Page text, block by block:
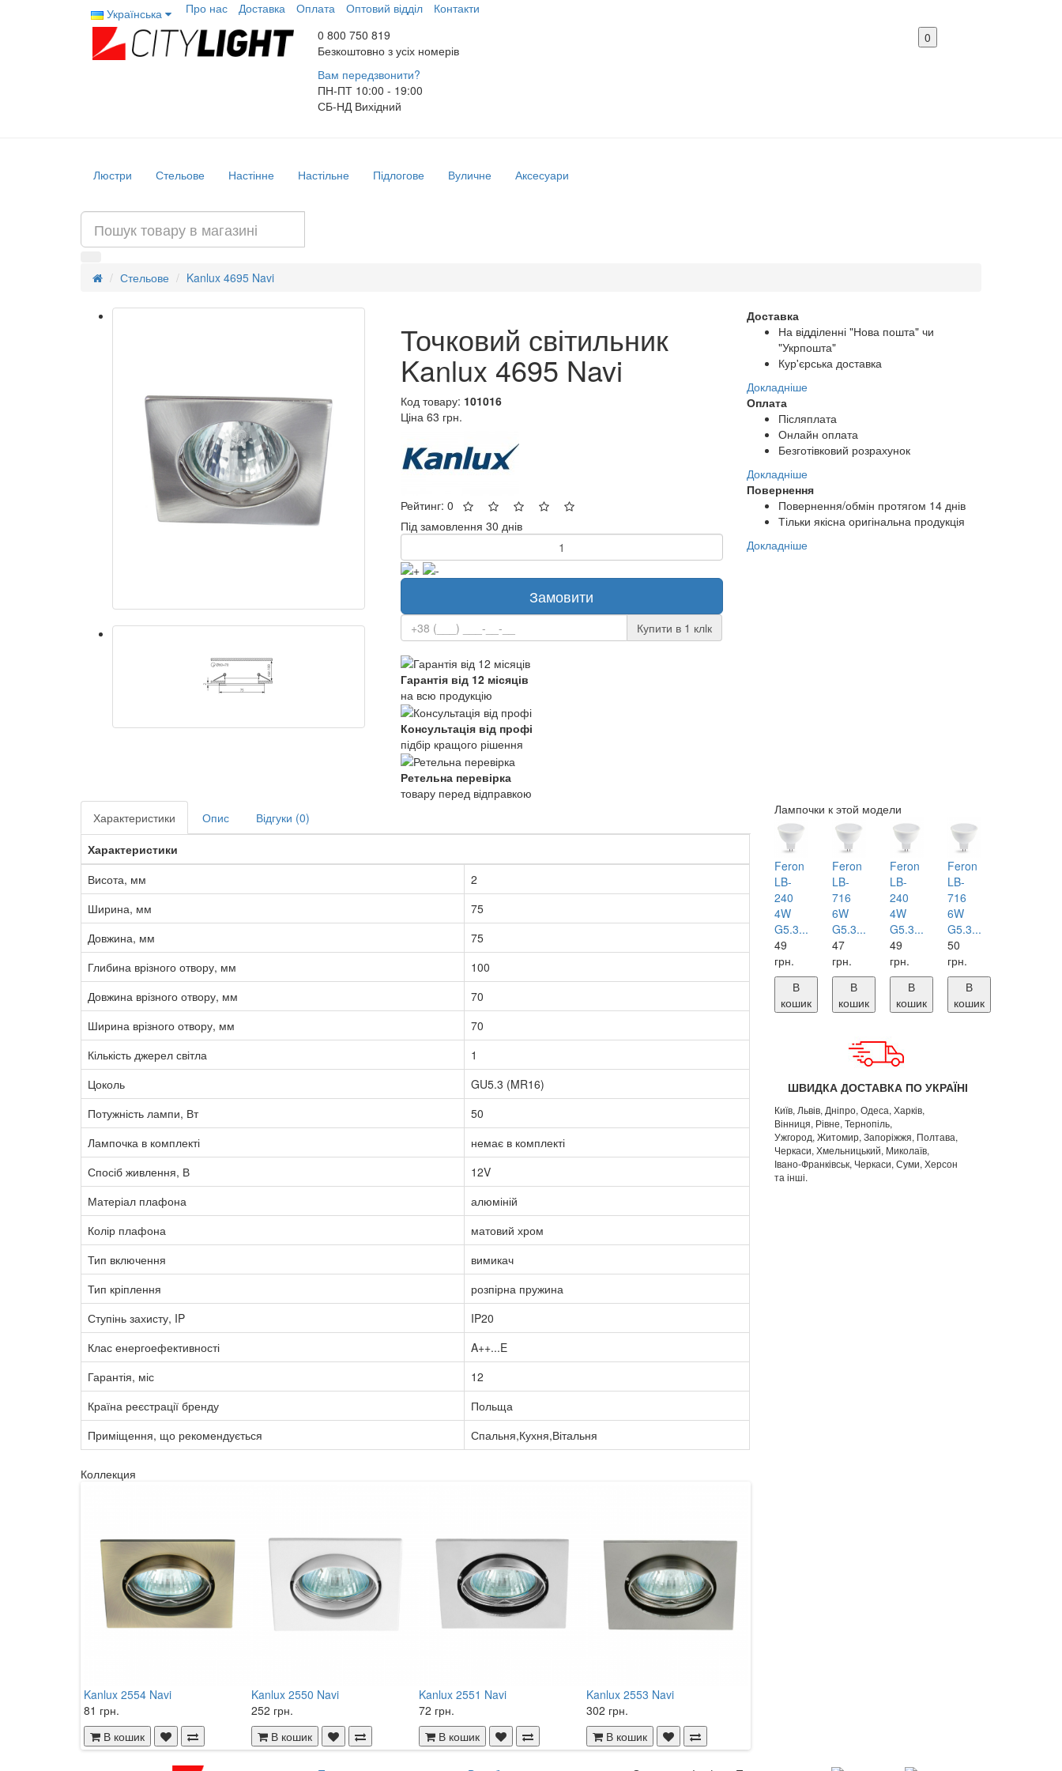
Українська Про нас Доставка Оплата Оптовий відділ
Контакти
0 800 750 819
Безкоштовно з усіх номерів
Вам передзвонити?
ПН-ПТ 10:00 - 19:00
СБ-НДВихідний
0
Люстри Стельове Настінне Настільне Підлогове Вуличне Аксесуари
Стельове Kanlux 4695 Navi
Точковий світильник
Kanlux 4695 Navi
Код товару: 101016
Ціна 63 грн.
Рейтинг: 0
Під замовлення 30 днів
Замовити
Купити в 1 клiк
Доставка
На відділенні "Нова пошта" чи
"Укрпошта"
Кур'єрська доставка
Докладніше
Оплата
Післяплата
Онлайн оплата
Безготівковий розрахунок
Докладніше
Повернення
Повернення/обмін протягом 14 днів
Тільки якісна оригінальна продукція
Докладніше
Гарантія від 12 місяців
на всю продукцію
Консультація від профі
підбір кращого рішення
Ретельна перевірка
товару перед відправкою
Характеристики
Опис
Відгуки (0)
Характеристики
Висота, мм
2
Ширина, мм
75
Довжина, мм
75
Глибина врізного отвору, мм
100
Довжина врізного отвору, мм
70
Ширина врізного отвору, мм
70
Кількість джерел світла
1
Цоколь
GU5.3 (MR16)
Потужність лампи, Вт
50
Лампочка в комплекті
немає в комплекті
Спосіб живлення, В
12V
Матеріал плафона
алюміній
Колір плафона
матовий хром
Тип включення
вимикач
Тип кріплення
розпірна пружина
Ступінь захисту, IP
IP20
Клас енергоефективності
A++...E
Гарантія, міс
12
Країна реєстрації бренду
Польща
Приміщення, що рекомендується
Спальня,Кухня,Вітальня
Коллекция
Kanlux 2554 Navi
81 грн.
В кошик
Kanlux 2550 Navi
252 грн.
В кошик
Kanlux 2551 Navi
72 грн.
В кошик
Kanlux 2553 Navi
302 грн.
В кошик
Лампочки к этой модели
Feron
LB-
240
4W
G5.3...
49
грн.
В
кошик
Feron
LB-
716
6W
G5.3...
47
грн.
В
кошик
Feron
LB-
240
4W
G5.3...
49
грн.
В
кошик
Feron
LB-
716
6W
G5.3...
50
грн.
В
кошик
ШВИДКА ДОСТАВКА ПО УКРАЇНІ
Київ, Львів, Дніпро, Одеса, Харків,
Вінниця, Рівне, Тернопіль,
Ужгород, Житомир, Запоріжжя, Полтава,
Черкаси, Хмельницький, Миколаїв,
Івано-Франківськ, Черкаси, Суми, Херсон
та інші.